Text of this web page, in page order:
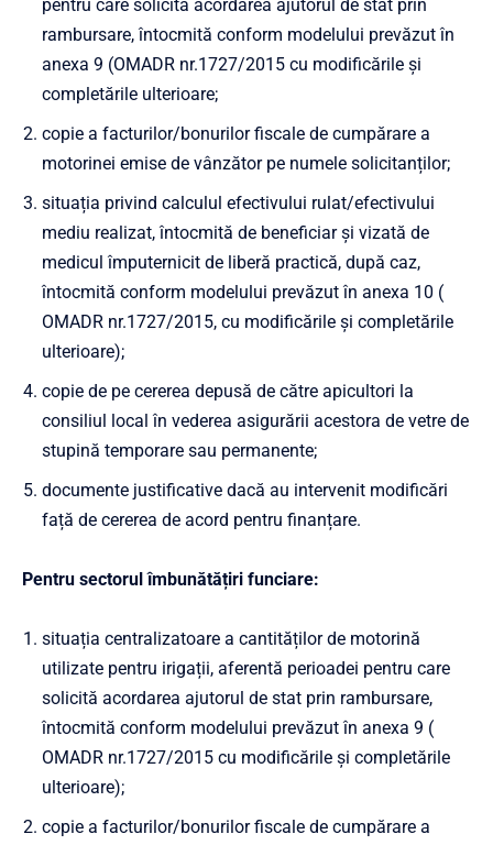
pentru care solicită acordarea ajutorul de stat prin
rambursare, întocmită conform modelului prevăzut în
anexa 9 (OMADR nr.1727/2015 cu modificările și
completările ulterioare;
copie a facturilor/bonurilor fiscale de cumpărare a
motorinei emise de vânzător pe numele solicitanților;
situația privind calculul efectivului rulat/efectivului
mediu realizat, întocmită de beneficiar și vizată de
medicul împuternicit de liberă practică, după caz,
întocmită conform modelului prevăzut în anexa 10 (
OMADR nr.1727/2015, cu modificările și completările
ulterioare);
copie de pe cererea depusă de către apicultori la
consiliul local în vederea asigurării acestora de vetre de
stupină temporare sau permanente;
documente justificative dacă au intervenit modificări
față de cererea de acord pentru finanțare.
Pentru sectorul îmbunătățiri funciare:
situația centralizatoare a cantităților de motorină
utilizate pentru irigații, aferentă perioadei pentru care
solicită acordarea ajutorul de stat prin rambursare,
întocmită conform modelului prevăzut în anexa 9 (
OMADR nr.1727/2015 cu modificările și completările
ulterioare);
copie a facturilor/bonurilor fiscale de cumpărare a